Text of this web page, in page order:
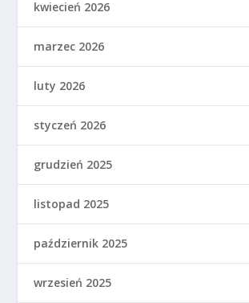
kwiecień 2026
marzec 2026
luty 2026
styczeń 2026
grudzień 2025
listopad 2025
październik 2025
wrzesień 2025